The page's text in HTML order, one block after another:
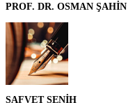
PROF. DR. OSMAN ŞAHİN
SAFVET SENİH